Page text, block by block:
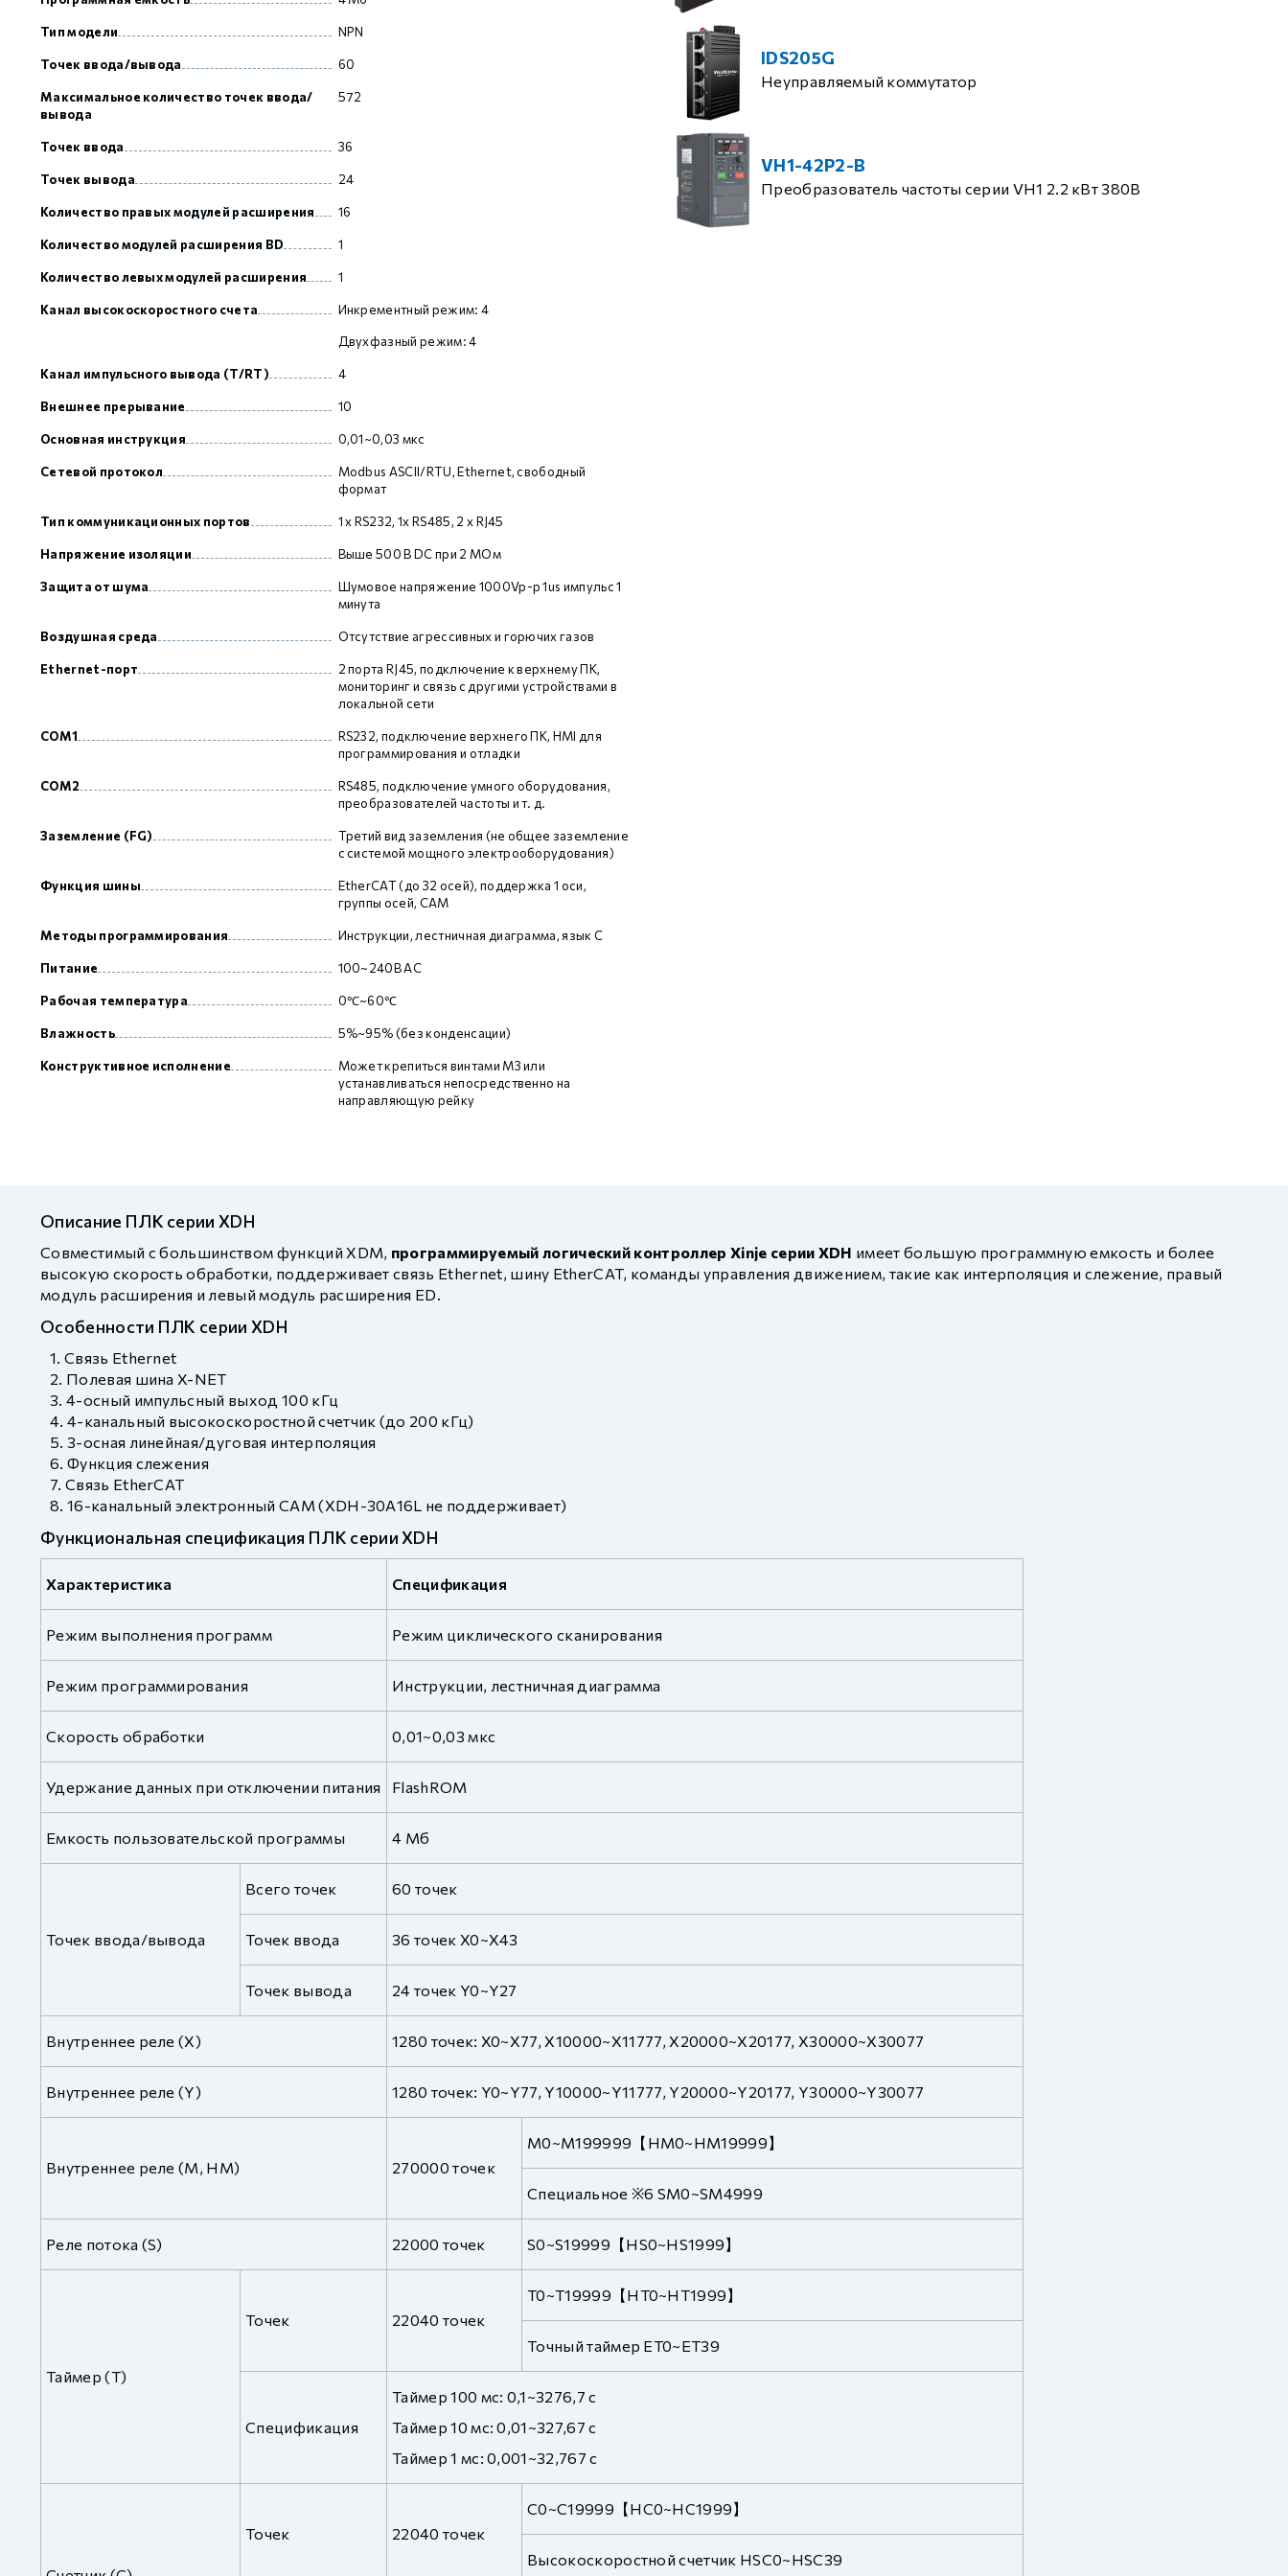
Тип модели NPN
Точек ввода/вывода 60
Максимальное количество точек ввода/
вывода
572
Точек ввода 36
Точек вывода 24
Количество правых модулей расширения 16
Количество модулей расширения BD 1
Количество левых модулей расширения 1
Канал высокоскоростного счета Инкрементный режим: 4
Двухфазный режим: 4
Канал импульсного вывода (T/RT) 4
Внешнее прерывание 10
Основная инструкция 0,01~0,03 мкс
Сетевой протокол
Modbus ASCII/RTU, Ethernet, свободный
формат
Тип коммуникационных портов 1 х RS232, 1х RS485, 2 х RJ45
Напряжение изоляции Выше 500 В DC при 2 МОм
Защита от шума
Шумовое напряжение 1000Vp-p 1us импульс 1
минута
Воздушная среда Отсутствие агрессивных и горючих газов
Ethernet-порт
2 порта RJ45, подключение к верхнему ПК,
мониторинг и связь с другими устройствами в
локальной сети
COM1
RS232, подключение верхнего ПК, HMI для
программирования и отладки
COM2
RS485, подключение умного оборудования,
преобразователей частоты и т. д.
Заземление (FG)
Третий вид заземления (не общее заземление
с системой мощного электрооборудования)
Функция шины
EtherCAT (до 32 осей), поддержка 1 оси,
группы осей, CAM
Методы программирования Инструкции, лестничная диаграмма, язык С
Питание 100~240В AC
Рабочая температура 0℃~60℃
Влажность 5%~95% (без конденсации)
Конструктивное исполнение
Может крепиться винтами M3 или
устанавливаться непосредственно на
направляющую рейку
IDS205G
Неуправляемый коммутатор
VH1-42P2-B
Преобразователь частоты серии VH1 2.2 кВт 380В
Описание ПЛК серии XDH
Совместимый с большинством функций XDM, программируемый логический контроллер Xinje серии XDH имеет большую программную емкость и более
высокую скорость обработки, поддерживает связь Ethernet, шину EtherCAT, команды управления движением, такие как интерполяция и слежение, правый
модуль расширения и левый модуль расширения ED.
Особенности ПЛК серии XDH
Связь Ethernet
Полевая шина X-NET
4-осный импульсный выход 100 кГц
4-канальный высокоскоростной счетчик (до 200 кГц)
3-осная линейная/дуговая интерполяция
Функция слежения
Связь EtherCAT
16-канальный электронный CAM (XDH-30A16L не поддерживает)
Функциональная спецификация ПЛК серии XDH
Характеристика Спецификация
Режим выполнения программ Режим циклического сканирования
Режим программирования Инструкции, лестничная диаграмма
Скорость обработки 0,01~0,03 мкс
Удержание данных при отключении питания FlashROM
Емкость пользовательской программы 4 Мб
Точек ввода/вывода
Всего точек 60 точек
Точек ввода 36 точек X0~X43
Точек вывода 24 точек Y0~Y27
Внутреннее реле (X) 1280 точек: X0~X77, X10000~X11777, X20000~X20177, X30000~X30077
Внутреннее реле (Y) 1280 точек: Y0~Y77, Y10000~Y11777, Y20000~Y20177, Y30000~Y30077
Внутреннее реле (M, HM) 270000 точек
M0~M199999【HM0~HM19999】
Специальное ※6 SM0~SM4999
Реле потока (S) 22000 точек S0~S19999【HS0~HS1999】
Таймер (T)
Точек 22040 точек
T0~T19999【HT0~HT1999】
Точный таймер ET0~ET39
Спецификация
Таймер 100 мс: 0,1~3276,7 с
Таймер 10 мс: 0,01~327,67 с
Таймер 1 мс: 0,001~32,767 с
Точек 22040 точек
C0~C19999【HC0~HC1999】
Высокоскоростной счетчик HSC0~HSC39
GCAN